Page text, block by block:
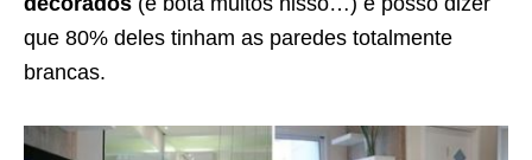
que 80% deles tinham as paredes totalmente
brancas.